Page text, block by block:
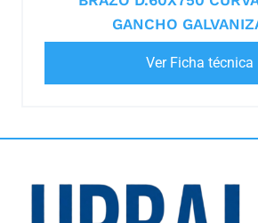
GANCHO
Ver Ficha técnica